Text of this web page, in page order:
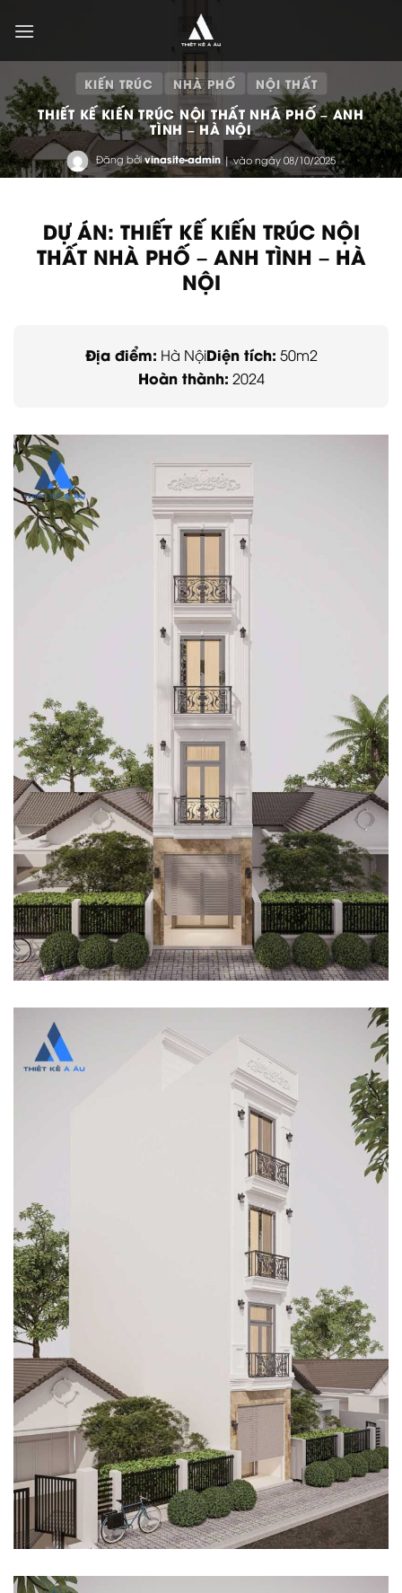
qua
dung
KIẾN TRÚC NHÀ PHỐ NỘI THẤT
THIẾT KẾ KIẾN TRÚC NỘI THẤT NHÀ PHỐ – ANH
TÌNH – HÀ NỘI
Đăng bởivinasite-admin | vào ngày 08/10/2025
DỰ ÁN: THIẾT KẾ KIẾN TRÚC NỘI
THẤT NHÀ PHỐ – ANH TÌNH – HÀ
NỘI
Địa điểm: Hà NộiDiện tích: 50m2
Hoàn thành: 2024